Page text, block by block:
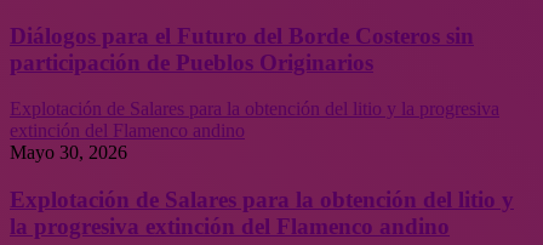
Diálogos para el Futuro del Borde Costeros sin
participación de Pueblos Originarios
Explotación de Salares para la obtención del litio y la progresiva
extinción del Flamenco andino
Mayo 30, 2026
Explotación de Salares para la obtención del litio y
la progresiva extinción del Flamenco andino